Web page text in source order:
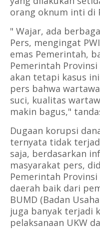
orang oknum inti di
" Wajar, ada
Pers, mengingat
emas Pemerintah,
Pemerintah
akan tetapi kasus
pers bahwa
suci, kualitas
makin bagus,"
Dugaan korupsi
ternyata tidak
saja, berdasarkan
masyarakat pers,
Pemerintah
daerah baik dari
BUMD (Badan
juga banyak terjadi
pelaksanaan UKW